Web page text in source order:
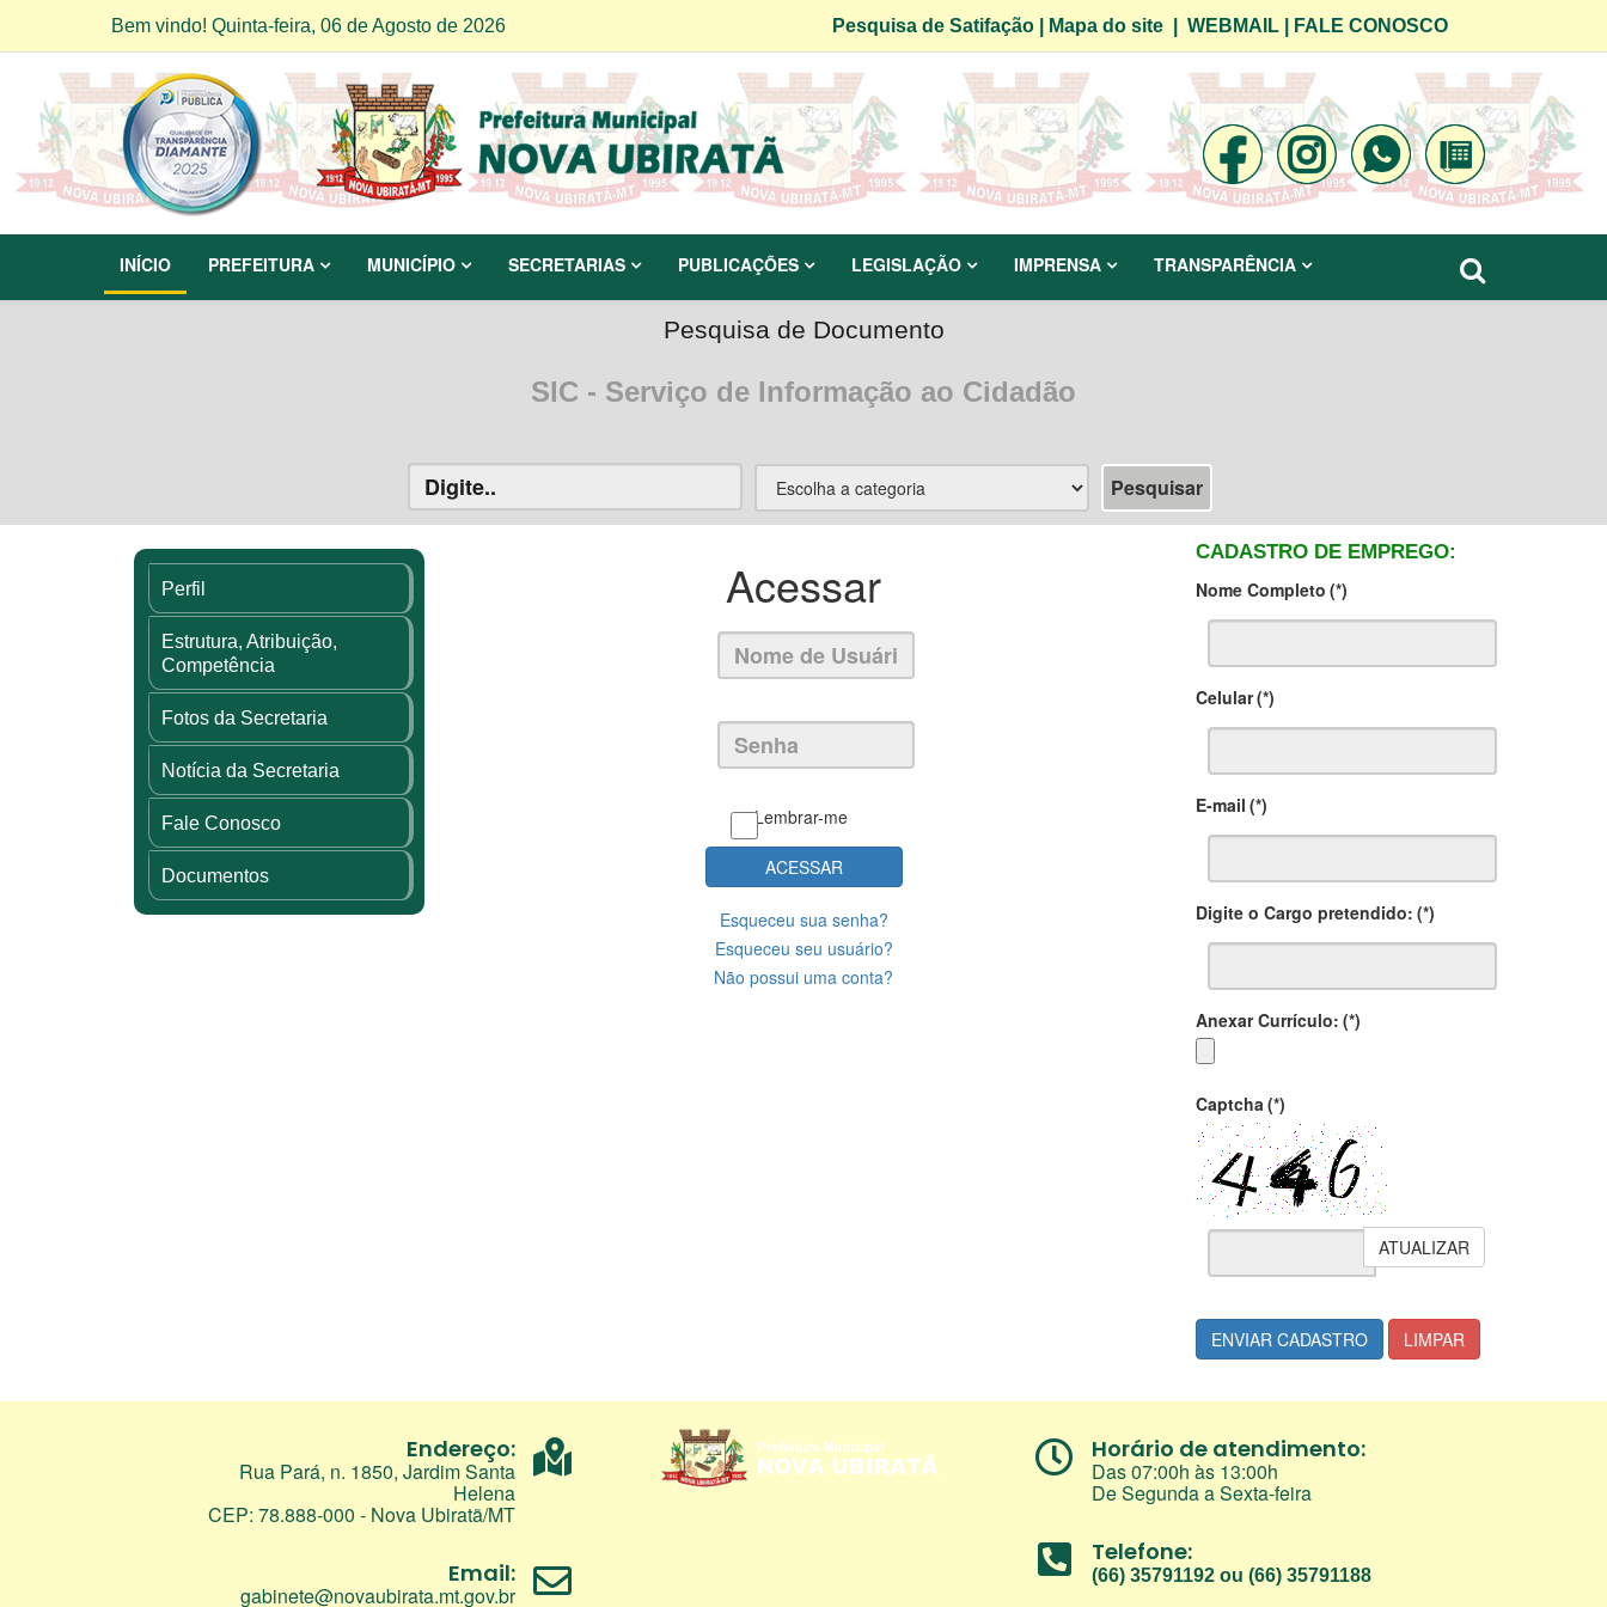
Bem vindo! Quinta-feira, 06 de Agosto de 2026 Pesquisa de Satifação| Mapa do site| WEBMAIL| FALE CONOSCO
INÍCIO PREFEITURA MUNICÍPIO SECRETARIAS PUBLICAÇÕES LEGISLAÇÃO IMPRENSA TRANSPARÊNCIA
Pesquisa de Documento
SIC - Serviço de Informação ao Cidadão
Perfil
Estrutura, Atribuição,
Competência
Fotos da Secretaria
Notícia da Secretaria
Fale Conosco
Documentos
Acessar
Lembrar-me
ACESSAR
Esqueceu sua senha?
Esqueceu seu usuário?
Não possui uma conta?
CADASTRO DE EMPREGO:
Nome Completo (*)
Celular(*)
E-mail (*)
Digite o Cargo pretendido: (*)
Anexar Currículo: (*)
Captcha(*)
ATUALIZAR
ENVIAR CADASTRO LIMPAR
Endereço:
Rua Pará, n. 1850, Jardim Santa
Helena
CEP: 78.888-000 - Nova Ubiratã/MT
Email:
gabinete@novaubirata.mt.gov.br
Horário de atendimento:
Das 07:00h às 13:00h
De Segunda a Sexta-feira
Telefone:
(66) 35791192 ou (66) 35791188